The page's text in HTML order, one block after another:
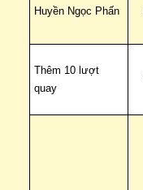
Huyền Ngọc Phấn
Thêm 10 lượt
quay